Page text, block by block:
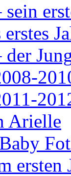
Arielle
ersten